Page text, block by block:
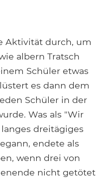
Aktivität durch, um
albern Tratsch
Schüler etwas
es dann dem
Schüler in der
Was als "Wir
dreitägiges
endete als
wenn drei von
nicht getötet